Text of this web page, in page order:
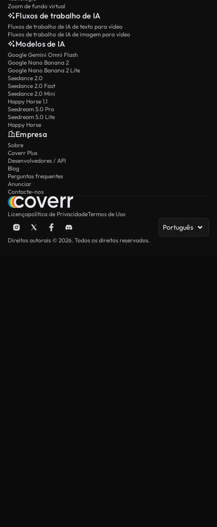
Zoom de fundo virtual
Fluxos de trabalho de IA
Fluxos de trabalho de IA de texto para vídeo
Fluxos de trabalho de IA de imagem para vídeo
Modelos de IA
Google Gemini Omni Flash
Google Nano Banana 2
Google Nano Banana 2 Lite
Seedance 2.0
Seedance 2.0 Fast
Seedance 2.0 Mini
Happy Horse 1.1
Seedream 5.0 Pro
Seedream 5.0 Lite
Happy Horse
Empresa
Sobre
Coverr Plus
Desenvolvedores / API
Blog
Perguntas frequentes
Anunciar
Contacte-nos
Licençapolítica de PrivacidadeTermos de Uso
Português
Direitos autorais © 2026. Todos os direitos reservados.